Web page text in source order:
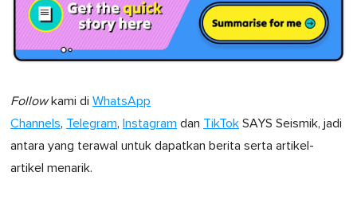
Followkami di WhatsApp
Channels, Telegram, Instagram dan TikTok SAYS Seismik, jadi
antara yang terawal untuk dapatkan berita serta artikel-
artikel menarik.